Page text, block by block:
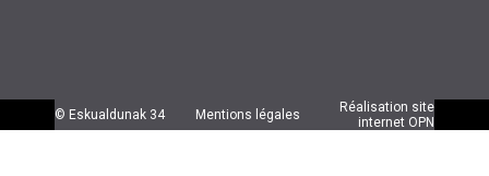
© Eskualdunak 34 Mentions légales
Réalisation site
internet OPN